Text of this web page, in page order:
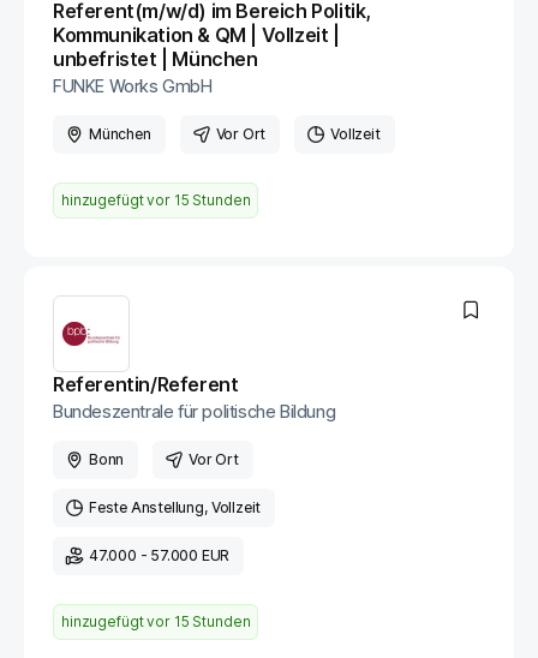
Referent(m/w/d) im Bereich Politik,
Kommunikation & QM | Vollzeit |
unbefristet | München
FUNKE Works GmbH
München Vor Ort Vollzeit
hinzugefügt vor 15 Stunden
Referentin/Referent
Bundeszentrale für politische Bildung
Bonn Vor Ort
Feste Anstellung Vollzeit
47.000 - 57.000 EUR
hinzugefügt vor 15 Stunden